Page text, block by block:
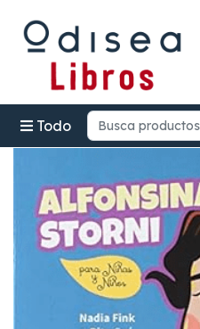
Todo